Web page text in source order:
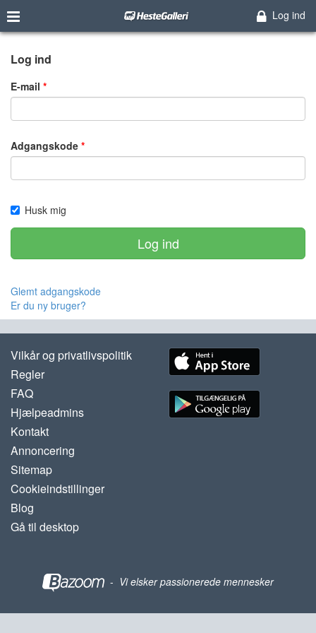
Log ind
Log ind
E-mail
Adgangskode
Husk mig
Log ind
Glemt adgangskode
Er du ny bruger?
Vilkår og privatlivspolitik
Regler
FAQ
Hjælpeadmins
Kontakt
Annoncering
Sitemap
Cookieindstillinger
Blog
Gå til desktop
- Vi elsker passionerede mennesker